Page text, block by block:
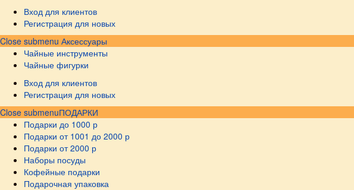
Вход для клиентов
Регистрация для новых
Close submenu Аксессуары
Чайные инструменты
Чайные фигурки
Вход для клиентов
Регистрация для новых
Close submenuПОДАРКИ
Подарки до 1000 р
Подарки от 1001 до 2000 р
Подарки от 2000 р
Наборы посуды
Кофейные подарки
Подарочная упаковка